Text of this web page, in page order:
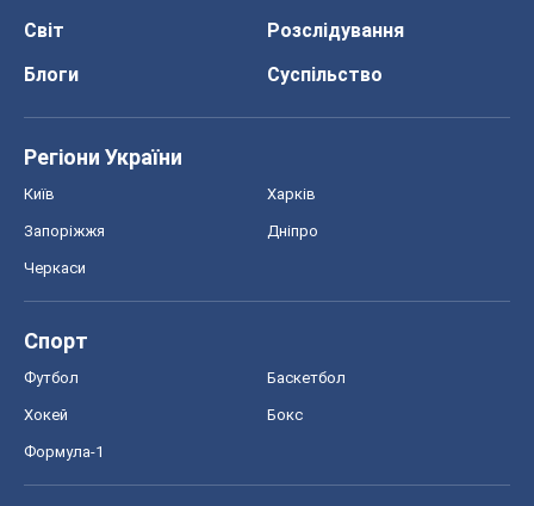
Світ
Розслідування
Блоги
Суспільство
Регіони України
Київ Харків
Запоріжжя Дніпро
Черкаси
Спорт
Футбол Баскетбол
Хокей Бокс
Формула-1